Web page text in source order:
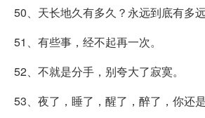
50、天长地久有多久？永远到底有多远
51、有些事，经不起再一次。
52、不就是分手，别夸大了寂寞。
53、夜了，睡了，醒了，醉了，你还是